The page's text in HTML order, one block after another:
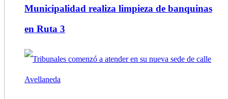
Municipalidad realiza limpieza de banquinas
en Ruta 3